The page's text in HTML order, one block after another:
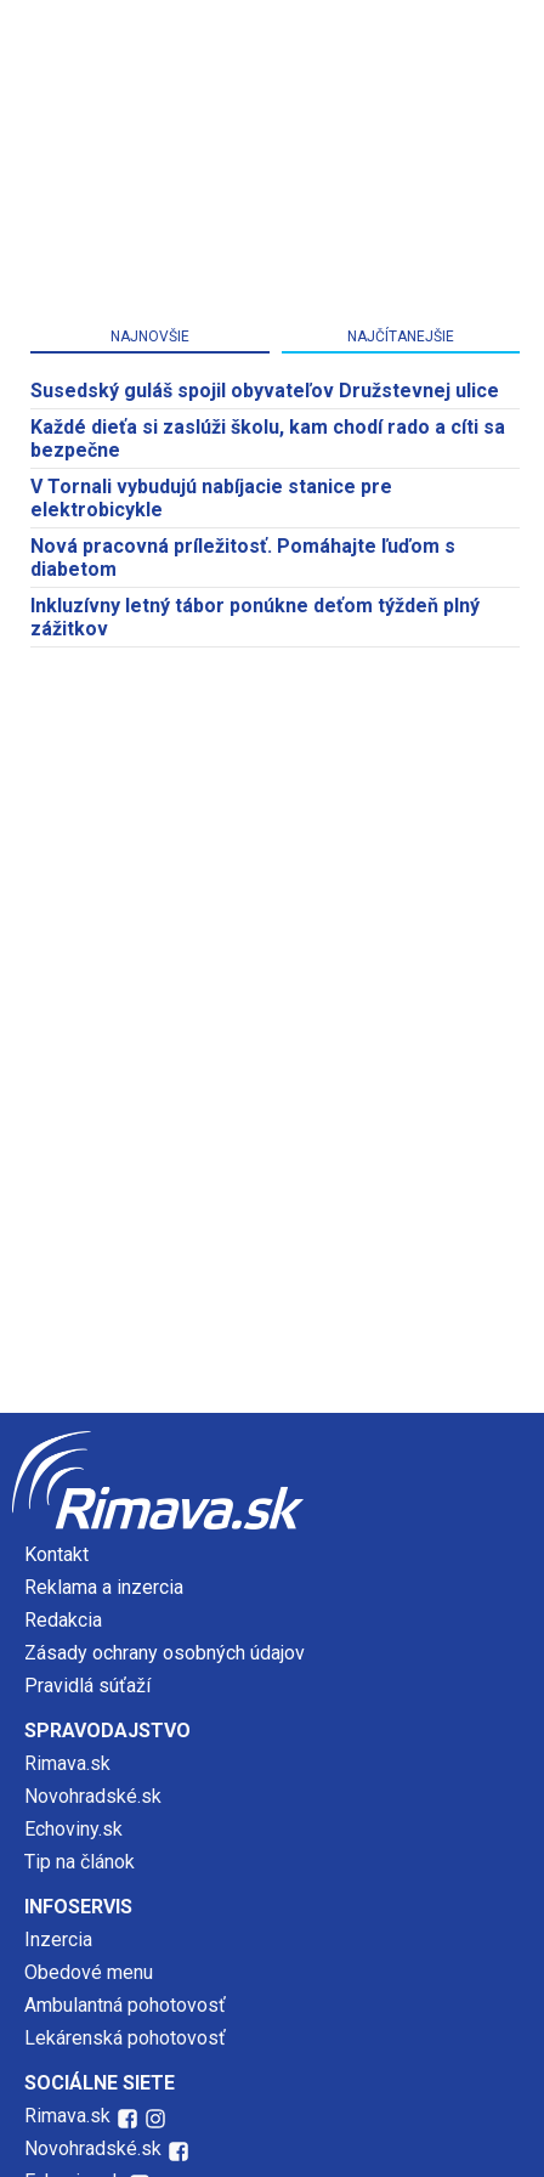
NAJNOVŠIE NAJČÍTANEJŠIE
Susedský guláš spojil obyvateľov Družstevnej ulice
Každé dieťa si zaslúži školu, kam chodí rado a cíti sa
bezpečne
V Tornali vybudujú nabíjacie stanice pre
elektrobicykle
Nová pracovná príležitosť. Pomáhajte ľuďom s
diabetom
Inkluzívny letný tábor ponúkne deťom týždeň plný
zážitkov
Kontakt
Reklama a inzercia
Redakcia
Zásady ochrany osobných údajov
Pravidlá súťaží
SPRAVODAJSTVO
Rimava.sk
Novohradské.sk
Echoviny.sk
Tip na článok
INFOSERVIS
Inzercia
Obedové menu
Ambulantná pohotovosť
Lekárenská pohotovosť
SOCIÁLNE SIETE
Rimava.sk
Novohradské.sk